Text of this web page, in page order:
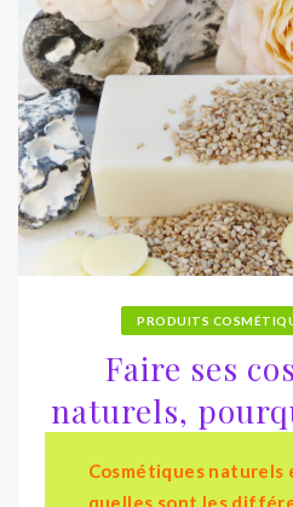
PRODUITS
Faire ses
naturels,
Cosmétiques naturels
quelles sont les